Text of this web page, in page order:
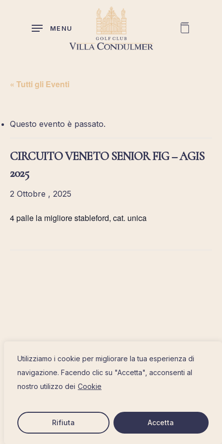
Utilizziamo i cookie per migliorare la tua esperienza di
navigazione. Facendo clic su "Accetta", acconsenti al
nostro utilizzo dei Cookie
Rifiuta Accetta
MENU
« Tutti gli Eventi
Questo evento è passato.
CIRCUITO VENETO SENIOR FIG – AGIS
2025
2 Ottobre , 2025
4 palle la migliore stableford, cat. unica